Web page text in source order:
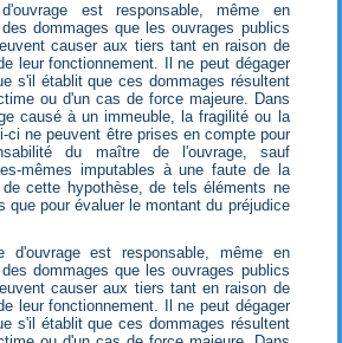
est responsable, même en
dommages que les ouvrages publics
causer aux tiers tant en raison de
leur fonctionnement. Il ne peut dégager
s'il établit que ces dommages résultent
ou d'un cas de force majeure. Dans
causé à un immeuble, la fragilité ou la
ci ne peuvent être prises en compte pour
du maître de l'ouvrage, sauf
mêmes imputables à une faute de la
cette hypothèse, de tels éléments ne
que pour évaluer le montant du préjudice
d'ouvrage est responsable, même en
dommages que les ouvrages publics
causer aux tiers tant en raison de
leur fonctionnement. Il ne peut dégager
s'il établit que ces dommages résultent